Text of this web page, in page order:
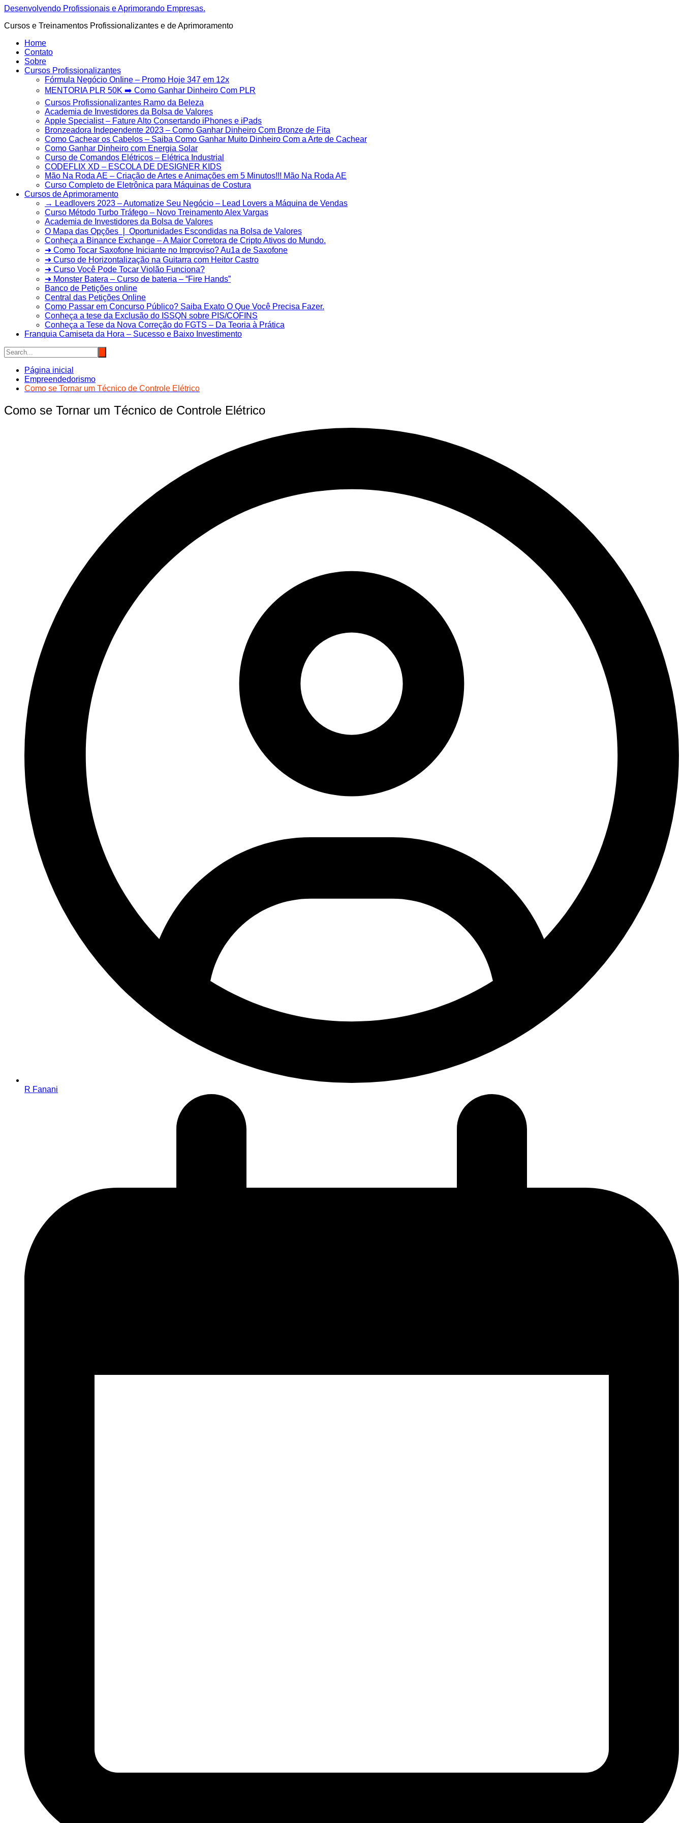
Ir
o
Desenvolvendo Profissionais e Aprimorando Empresas.
Cursos e Treinamentos Profissionalizantes e de Aprimoramento
Home
Contato
Sobre
Cursos Profissionalizantes
Fórmula Negócio OnIine – Promo Hoje 347 em 12x
MENTORIA PLR 50K ➡️ Como Ganhar Dinheiro Com PLR
Cursos Profissionalizantes Ramo da Beleza
Academia de Investidores da Bolsa de Valores
Apple Specialist – Fature Alto Consertando iPhones e iPads
Bronzeadora Independente 2023 – Como Ganhar Dinheiro Com Bronze de Fita
Como Cachear os Cabelos – Saiba Como Ganhar Muito Dinheiro Com a Arte de Cachear
Como Ganhar Dinheiro com Energia Solar
Curso de Comandos Elétricos – Elétrica Industrial
CODEFLIX XD – ESCOLA DE DESIGNER KIDS
Mão Na Roda AE – Criação de Artes e Animações em 5 Minutos!!! Mão Na Roda AE
Curso Completo de Eletrônica para Máquinas de Costura
Cursos de Aprimoramento
→ Leadlovers 2023 – Automatize Seu Negócio – Lead Lovers a Máquina de Vendas
Curso Método Turbo Tráfego – Novo Treinamento Alex Vargas
Academia de Investidores da Bolsa de Valores
O Mapa das Opções ❘ Oportunidades Escondidas na Bolsa de Valores
Conheça a Binance Exchange – A Maior Corretora de Cripto Ativos do Mundo.
➜ Como Tocar Saxofone Iniciante no Improviso? Au1a de Saxofone
➜ Curso de Horizontalização na Guitarra com Heitor Castro
➜ Curso Você Pode Tocar Violão Funciona?
➜ Monster Batera – Curso de bateria – “Fire Hands”‎
Banco de Petições online
Central das Petições Online
Como Passar em Concurso Público? Saiba Exato O Que Você Precisa Fazer.
Conheça a tese da Exclusão do ISSQN sobre PIS/COFINS
Conheça a Tese da Nova Correção do FGTS – Da Teoria à Prática
Franquia Camiseta da Hora – Sucesso e Baixo Investimento
Página inicial
Empreendedorismo
Como se Tornar um Técnico de Controle Elétrico
Como se Tornar um Técnico de Controle Elétrico
R Fanani